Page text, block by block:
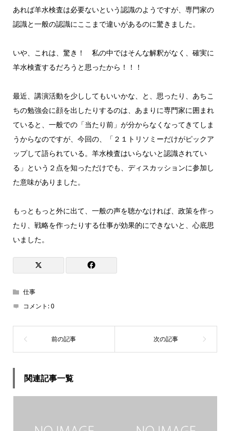
あれば羊水検査は必要ないという認識のようですが、専門家の
認識と一般の認識にここまで違いがあるのに驚きました。
いや、これは、驚き！ 私の中ではそんな解釈がなく、確実に
羊水検査するだろうと思ったから！！！
最近、講演活動を少ししてもいいかな、と、思ったり、あちこ
ちの勉強会に顔を出したりするのは、あまりに専門家に囲まれ
ていると、一般での「当たり前」が分からなくなってきてしま
うからなのですが、今回の、「２１トリソミーだけがピックア
ップして語られている。羊水検査はいらないと認識されてい
る」という２点を知っただけでも、ディスカッションに参加し
た意味がありました。
もっともっと外に出て、一般の声を聴かなければ、政策を作っ
たり、戦略を作ったりする仕事が効果的にできないと、心底思
いました。
仕事
コメント:0
関連記事一覧